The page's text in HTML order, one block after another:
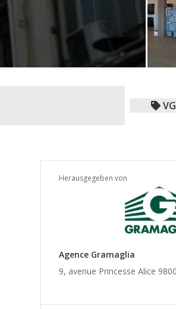
Herausgegeben von
Agence Gramaglia
9, avenue Princesse Alice